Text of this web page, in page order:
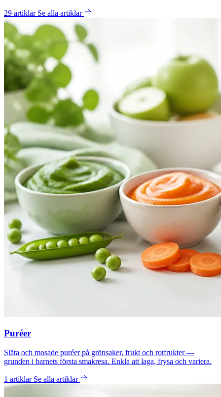
29 artiklar Se alla artiklar
Puréer
Släta och mosade puréer på grönsaker, frukt och rotfrukter —
grunden i barnets första smakresa. Enkla att laga, frysa och variera.
1 artiklar Se alla artiklar